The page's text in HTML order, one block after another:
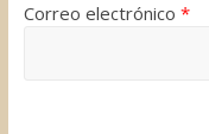
Correo electrónico *